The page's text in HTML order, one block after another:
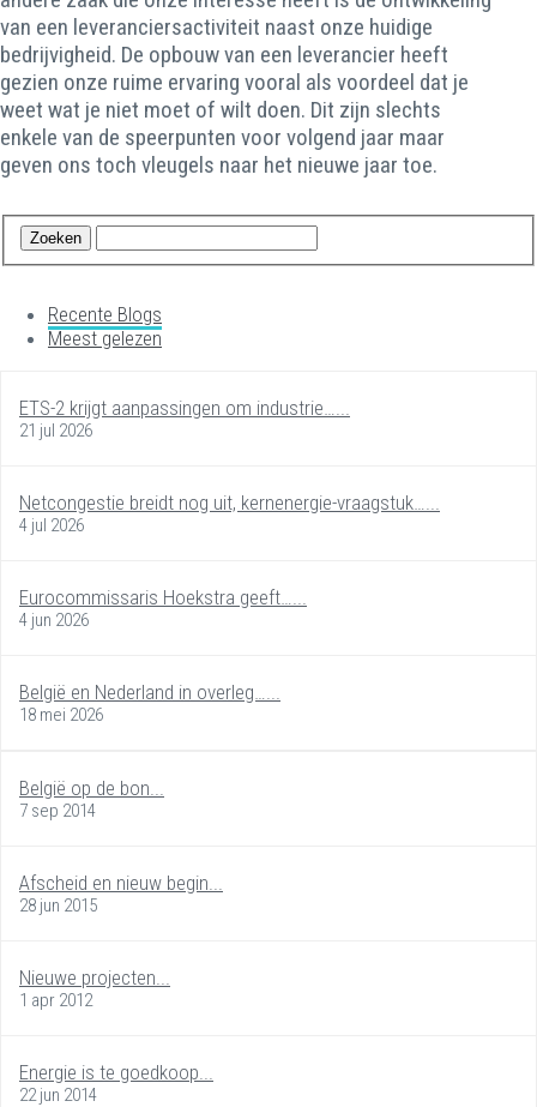
van een leveranciersactiviteit naast onze huidige
bedrijvigheid. De opbouw van een leverancier heeft
gezien onze ruime ervaring vooral als voordeel dat je
weet wat je niet moet of wilt doen. Dit zijn slechts
enkele van de speerpunten voor volgend jaar maar
geven ons toch vleugels naar het nieuwe jaar toe.
Recente Blogs
Meest gelezen
ETS-2 krijgt aanpassingen om industrie…...
21 jul 2026
Netcongestie breidt nog uit, kernenergie-vraagstuk…...
4 jul 2026
Eurocommissaris Hoekstra geeft…...
4 jun 2026
België en Nederland in overleg…...
18 mei 2026
België op de bon...
7 sep 2014
Afscheid en nieuw begin...
28 jun 2015
Nieuwe projecten...
1 apr 2012
Energie is te goedkoop...
22 jun 2014